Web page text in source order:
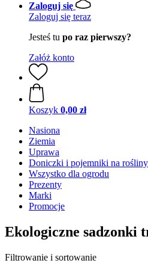
Zaloguj się
Zaloguj się teraz
Jesteś tu po raz pierwszy?
Załóż konto
Koszyk 0,00 zł
Nasiona
Ziemia
Uprawa
Doniczki i pojemniki na rośliny
Wszystko dla ogrodu
Prezenty
Marki
Promocje
Ekologiczne sadzonki
Filtrowanie i sortowanie